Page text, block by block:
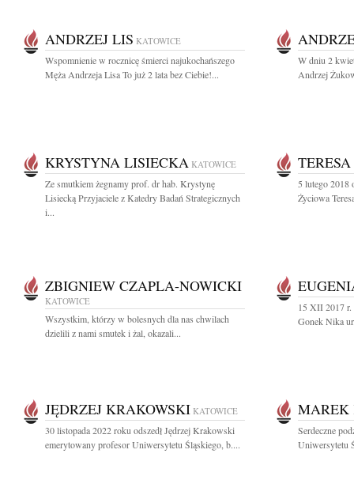
ANDRZEJ LIS KATOWICE
Wspomnienie w rocznicę śmierci najukochańszego
Męża Andrzeja Lisa To już 2 lata bez Ciebie!...
W dniu 2
Andrzej
KRYSTYNA LISIECKA KATOWICE
Ze smutkiem żegnamy prof. dr hab. Krystynę
Lisiecką Przyjaciele z Katedry Badań Strategicznych
i...
5 lutego 2018
Życiowa
ZBIGNIEW CZAPLA-NOWICKI
KATOWICE
Wszystkim, którzy w bolesnych dla nas chwilach
dzielili z nami smutek i żal, okazali...
15 XII 2017 r.
Gonek Nika
JĘDRZEJ KRAKOWSKI KATOWICE
30 listopada 2022 roku odszedł Jędrzej Krakowski
emerytowany profesor Uniwersytetu Śląskiego, b....
MAREK
Serdeczne
Uniwersytetu